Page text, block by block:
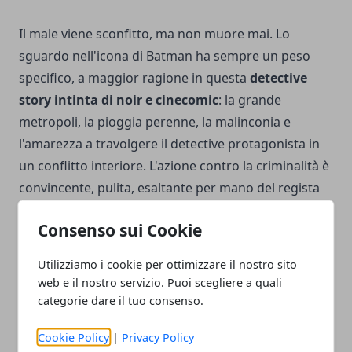
Consenso sui Cookie
Utilizziamo i cookie per ottimizzare il nostro sito
web e il nostro servizio. Puoi scegliere a quali
categorie dare il tuo consenso.
Cookie Policy | Privacy Policy
Il male viene sconfitto, ma non muore mai. Lo
sguardo nell'icona di Batman ha sempre un peso
specifico, a maggior ragione in questa detective
story intinta di noir e cinecomic: la grande
metropoli, la pioggia perenne, la malinconia e
l'amarezza a travolgere il detective protagonista in
un conflitto interiore. L'azione contro la criminalità è
convincente, pulita, esaltante per mano del regista
Un film puramente classico , ma essenziale nella
l'industria sfondando la porta del miliardo al